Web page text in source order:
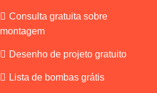
Consulta gratuita sobre
montagem
Desenho de projeto gratuito
Lista de bombas grátis